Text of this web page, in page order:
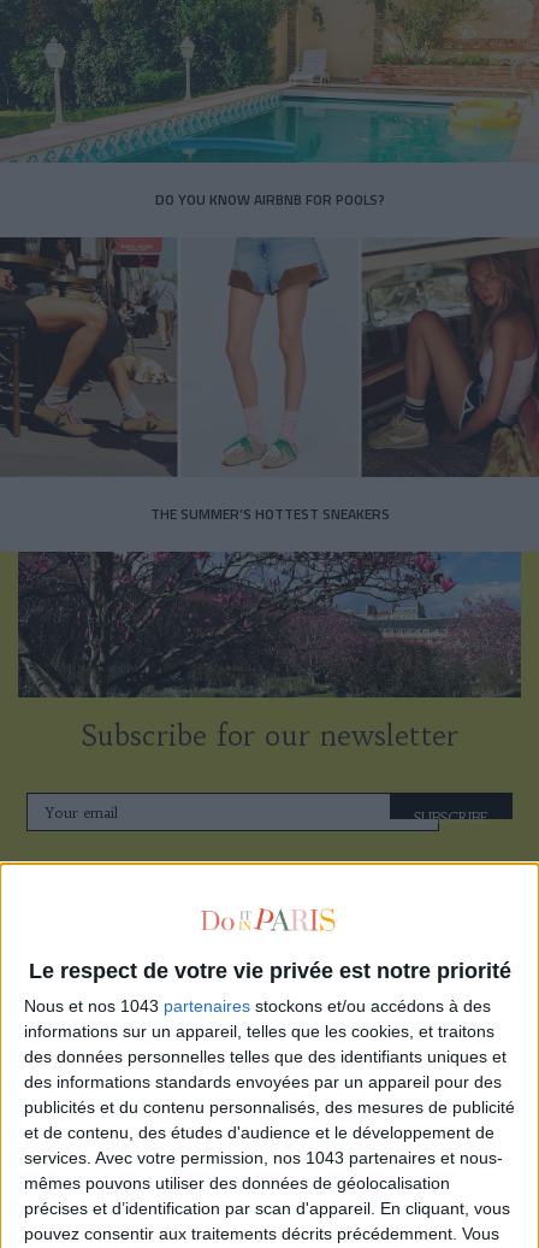
Le respect de votre vie privée est notre priorité
Nous et nos 1043 partenaires stockons et/ou accédons à des
informations sur un appareil, telles que les cookies, et traitons
des données personnelles telles que des identifiants uniques et
des informations standards envoyées par un appareil pour des
publicités et du contenu personnalisés, des mesures de publicité
et de contenu, des études d'audience et le développement de
services. Avec votre permission, nos 1043 partenaires et nous-
mêmes pouvons utiliser des données de géolocalisation
précises et d’identification par scan d'appareil. En cliquant, vous
pouvez consentir aux traitements décrits précédemment. Vous
DO YOU KNOW AIRBNB FOR POOLS?
THE SUMMER’S HOTTEST SNEAKERS
Subscribe for our newsletter
SUBSCRIBE
ADOPT PARFUMS IS REVOLUTIONIZING AFFORDABLE MADE-IN-FRANCE
FRAGRANCES